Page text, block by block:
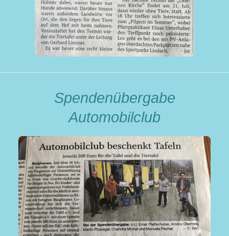
Spendenübergabe
Automobilclub